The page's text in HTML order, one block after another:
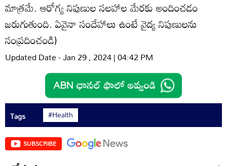
మాత్రమే. ఆరోగ్య నిపుణుల సలహాల మేరకు అందించడం
జరుగుతుంది. ఏవైనా సందేహాలు ఉంటే వైద్య నిపుణులను
సంప్రదించండి)
Updated Date - Jan 29 , 2024 | 04:42 PM
Tags #Health
SUBSCRIBE